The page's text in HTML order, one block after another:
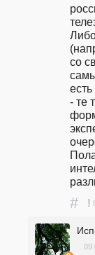
со
- те
# !